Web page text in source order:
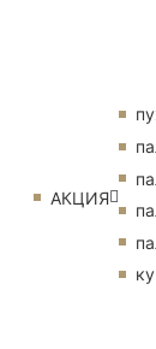
АКЦИЯ